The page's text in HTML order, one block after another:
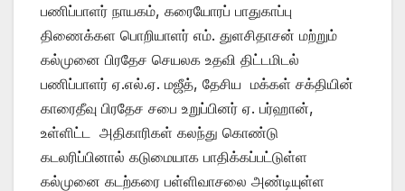
பணிப்பாளர் நாயகம், கரையோரப் பாதுகாப்பு
திணைக்கள பொறியாளர் எம். துளசிதாசன் மற்றும்
கல்முனை பிரதேச செயலக உதவி திட்டமிடல்
பணிப்பாளர் ஏ.எல்.ஏ. மஜீத், தேசிய மக்கள் சக்தியின்
காரைதீவு பிரதேச சபை உறுப்பினர் ஏ. பர்ஹான்,
உள்ளிட்ட அதிகாரிகள் கலந்து கொண்டு
கடலரிப்பினால் கடுமையாக பாதிக்கப்பட்டுள்ள
கல்முனை கடற்கரை பள்ளிவாசலை அண்டியுள்ள